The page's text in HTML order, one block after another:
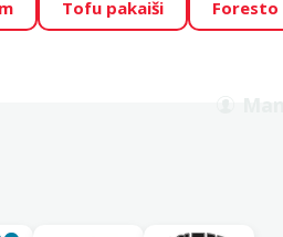
mīluļu TOP barībām! 🍖 →
mīlulis būs 2027. gada
Tofu pakaiši
Foresto